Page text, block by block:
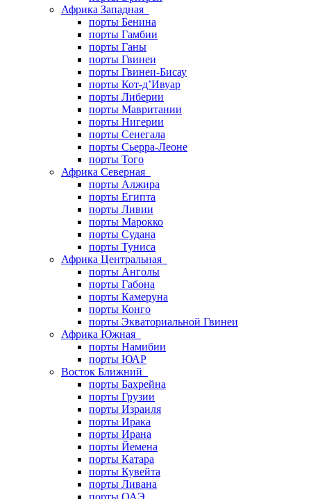
Африка Западная
порты Бенина
порты Гамбии
порты Ганы
порты Гвинеи
порты Гвинеи-Бисау
порты Кот-д’Ивуар
порты Либерии
порты Мавритании
порты Нигерии
порты Сенегала
порты Сьерра-Леоне
порты Того
Африка Северная
порты Алжира
порты Египта
порты Ливии
порты Марокко
порты Судана
порты Туниса
Африка Центральная
порты Анголы
порты Габона
порты Камеруна
порты Конго
порты Экваториальной Гвинеи
Африка Южная
порты Намибии
порты ЮАР
Восток Ближний
порты Бахрейна
порты Грузии
порты Израиля
порты Ирака
порты Ирана
порты Йемена
порты Катара
порты Кувейта
порты Ливана
порты ОАЭ